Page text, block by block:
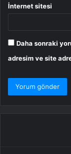
İnternet sitesi
Daha sonraki
adresim ve site